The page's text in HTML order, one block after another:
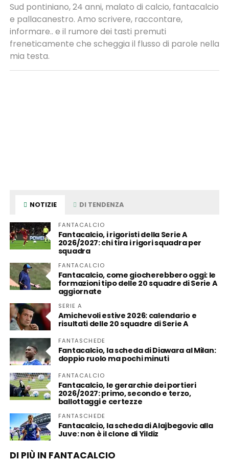
Sud pontiniano, 24 anni, malato di calcio, fantacalcio
e pallacanestro. Amo scrivere, raccontare,
informare.. e il rumore dei tasti premuti
freneticamente che scheggia il flusso di parole nella
mia testa.
NOTIZIE DI TENDENZA
FANTACALCIO
Fantacalcio, i rigoristi della Serie A
2026/2027: chi tira i rigori squadra per
squadra
FANTACALCIO
Fantacalcio, come giocherebbero oggi: le
formazioni tipo delle 20 squadre di Serie A
aggiornate
SERIE A
Amichevoli estive 2026: calendario e
risultati delle 20 squadre di Serie A
FANTASCHEDE
Fantacalcio, la scheda di Diawara al Milan:
doppio ruolo ma pochi minuti
FANTACALCIO
Fantacalcio, le gerarchie dei portieri
2026/2027: primo, secondo e terzo,
ballottaggi e certezze
FANTASCHEDE
Fantacalcio, la scheda di Alajbegovic alla
Juve: non è il clone di Yildiz
DI PIÙ IN FANTACALCIO